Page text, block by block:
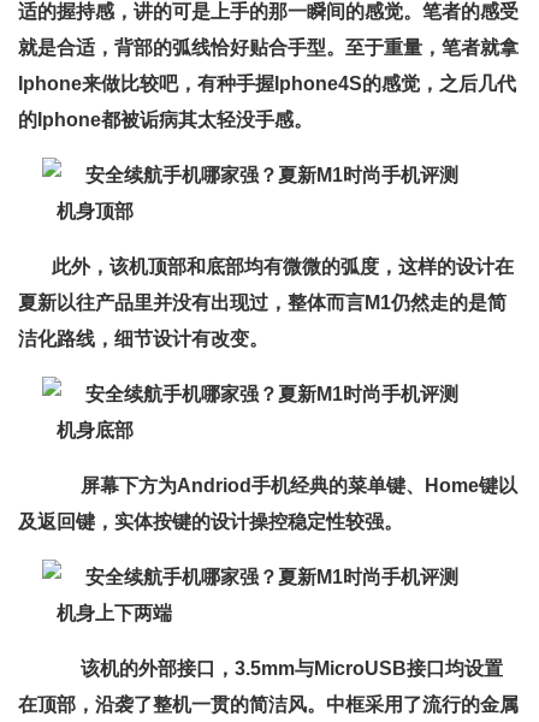
适的握持感，讲的可是上手的那一瞬间的感觉。笔者的感受
就是合适，背部的弧线恰好贴合手型。至于重量，笔者就拿
Iphone来做比较吧，有种手握Iphone4S的感觉，之后几代
的Iphone都被诟病其太轻没手感。
机身顶部
此外，该机顶部和底部均有微微的弧度，这样的设计在
夏新以往产品里并没有出现过，整体而言M1仍然走的是简
洁化路线，细节设计有改变。
机身底部
屏幕下方为Andriod手机经典的菜单键、Home键以
及返回键，实体按键的设计操控稳定性较强。
机身上下两端
该机的外部接口，3.5mm与MicroUSB接口均设置
在顶部，沿袭了整机一贯的简洁风。中框采用了流行的金属